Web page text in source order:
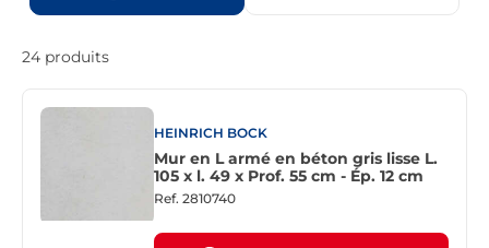
24 produits
HEINRICH BOCK
Mur en L armé en béton gris lisse L.
105 x l. 49 x Prof. 55 cm - Ép. 12 cm
Ref. 2810740